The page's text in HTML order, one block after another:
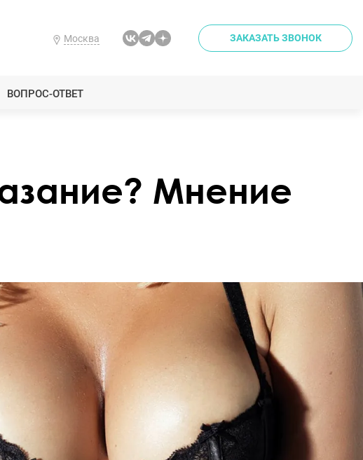
Москва ЗАКАЗАТЬ ЗВОНОК
ВОПРОС-ОТВЕТ
Мнение